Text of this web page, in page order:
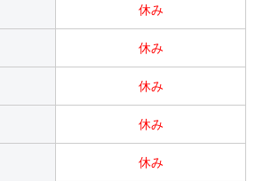
休み
休み
休み
休み
休み